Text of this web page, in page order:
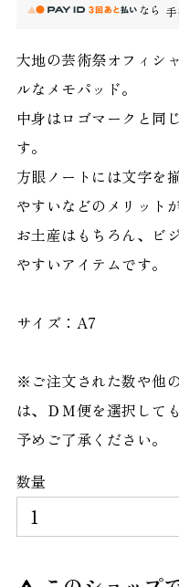
なら
大地の芸術祭オフィシ
ルなメモパッド。
中身はロゴマークと同
す。
方眼ノートには文字を
やすいなどのメリット
お土産はもちろん、ビ
やすいアイテムです。
サイズ：A7
※ご注文された数や他
は、ＤＭ便を選択して
予めご了承ください。
数量